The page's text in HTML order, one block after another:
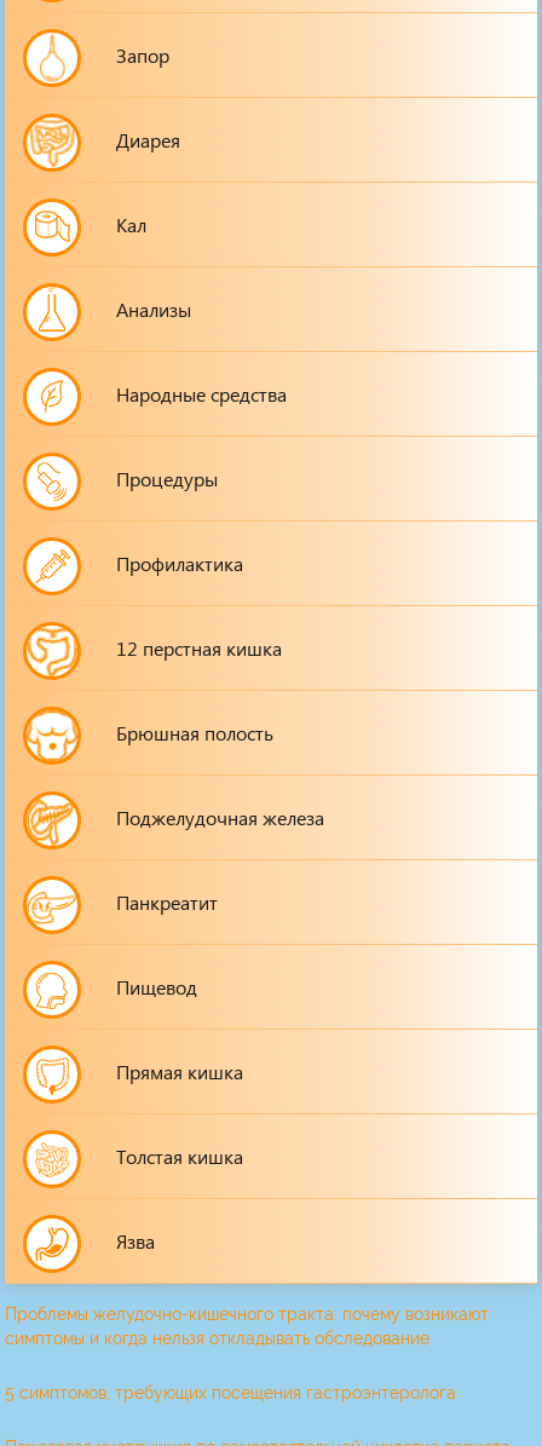
Запор
Диарея
Кал
Анализы
Народные средства
Процедуры
Профилактика
12 перстная кишка
Брюшная полость
Поджелудочная железа
Панкреатит
Пищевод
Прямая кишка
Толстая кишка
Язва
Проблемы желудочно-кишечного тракта: почему возникают
симптомы и когда нельзя откладывать обследование
5 симптомов, требующих посещения гастроэнтеролога